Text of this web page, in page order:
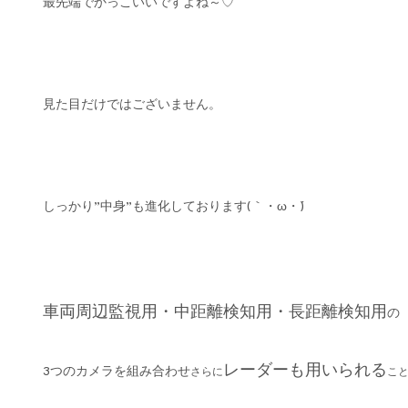
見た目だけではございません。
しっかり”中身”も進化しております(｀・ω・´)
車両周辺監視用・中距離検知用・長距離検知用の
3つのカメラを組み合わせさらにレーダーも用いられるこ